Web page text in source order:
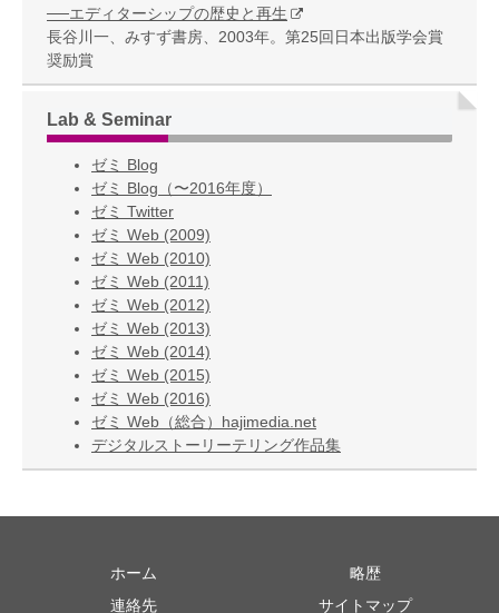
──エディターシップの歴史と再生
長谷川一、みすず書房、2003年。第25回日本出版学会賞
奨励賞
Lab & Seminar
ゼミ Blog
ゼミ Blog（〜2016年度）
ゼミ Twitter
ゼミ Web (2009)
ゼミ Web (2010)
ゼミ Web (2011)
ゼミ Web (2012)
ゼミ Web (2013)
ゼミ Web (2014)
ゼミ Web (2015)
ゼミ Web (2016)
ゼミ Web（総合）hajimedia.net
デジタルストーリーテリング作品集
ホーム
略歴
連絡先
サイトマップ